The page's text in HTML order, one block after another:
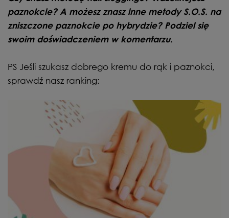
paznokcie? A możesz znasz inne metody S.O.S. na
zniszczone paznokcie po hybrydzie? Podziel się
swoim doświadczeniem w komentarzu.
PS Jeśli szukasz dobrego kremu do rąk i paznokci,
sprawdź nasz ranking: